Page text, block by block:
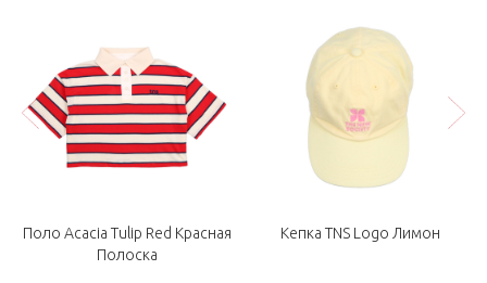
Поло Acacia Tulip Red Красная
Полоска
Кепка TNS Logo Лимон